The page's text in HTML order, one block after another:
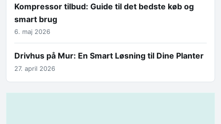
Kompressor tilbud: Guide til det bedste køb og
smart brug
6. maj 2026
Drivhus på Mur: En Smart Løsning til Dine Planter
27. april 2026